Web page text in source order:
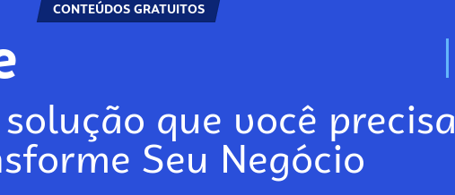
CONTEÚDOS GRATUITOS
N
que você precisa
Seu Negócio